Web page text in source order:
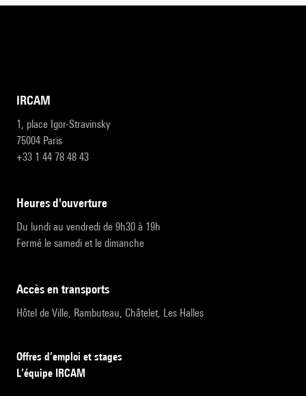
IRCAM
1, place Igor-Stravinsky
75004 Paris
+33 1 44 78 48 43
heures d'ouverture
Du lundi au vendredi de 9h30 à 19h
Fermé le samedi et le dimanche
accès en transports
Hôtel de Ville, Rambuteau, Châtelet, Les Halles
Offres d’emploi et stages
L’équipe IRCAM